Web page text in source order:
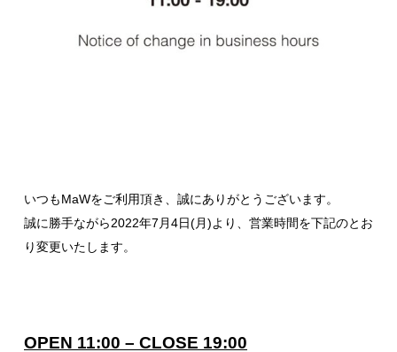
いつもMaWをご利用頂き、誠にありがとうございます。
誠に勝手ながら2022年7月4日(月)より、営業時間を下記のとお
り変更いたします。
OPEN 11:00 – CLOSE 19:00